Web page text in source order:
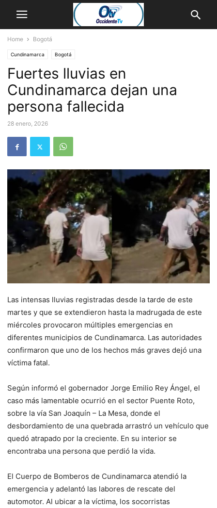
Home Bogotá
Cundinamarca Bogotá
Fuertes lluvias en
Cundinamarca dejan una
persona fallecida
28 enero, 2026
Las intensas lluvias registradas desde la tarde de este
martes y que se extendieron hasta la madrugada de este
miércoles provocaron múltiples emergencias en
diferentes municipios de Cundinamarca. Las autoridades
confirmaron que uno de los hechos más graves dejó una
víctima fatal.
Según informó el gobernador Jorge Emilio Rey Ángel, el
caso más lamentable ocurrió en el sector Puente Roto,
sobre la vía San Joaquín – La Mesa, donde el
desbordamiento de una quebrada arrastró un vehículo que
quedó atrapado por la creciente. En su interior se
encontraba una persona que perdió la vida.
El Cuerpo de Bomberos de Cundinamarca atendió la
emergencia y adelantó las labores de rescate del
automotor. Al ubicar a la víctima, los socorristas